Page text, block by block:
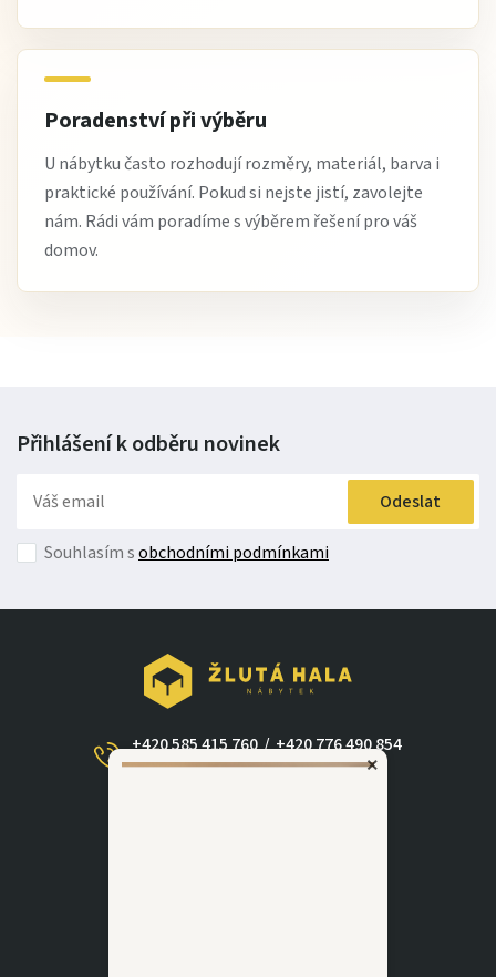
Poradenství při výběru
U nábytku často rozhodují rozměry, materiál, barva i
praktické používání. Pokud si nejste jistí, zavolejte
nám. Rádi vám poradíme s výběrem řešení pro váš
domov.
Přihlášení k odběru novinek
Odeslat
Souhlasím sobchodními podmínkami
+420 585 415 760
(Po - Ne 09:00-17:30)
/ +420 776 490 854
×